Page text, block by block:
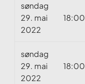
søndag
29. mai
2022
18:00
søndag
29. mai
2022
18:00